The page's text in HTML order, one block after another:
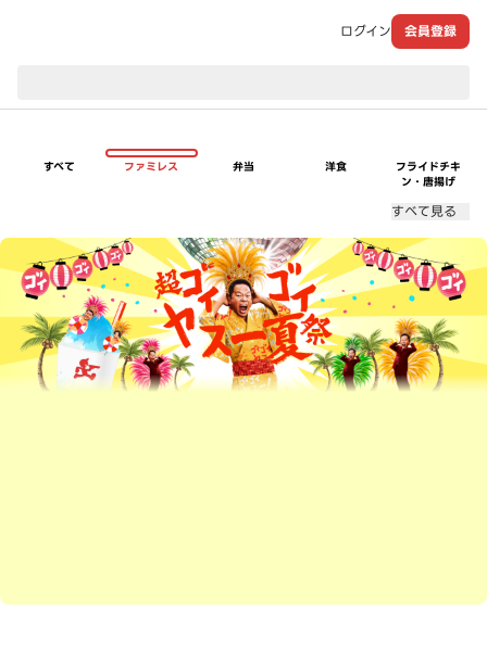
ログイン 会員登録
すべて ファミレス 弁当 洋食
フライドチキ
ン・唐揚げ
すべて見る
超ゴイゴイヤスー夏祭